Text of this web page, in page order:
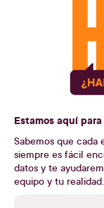
Estamos aquí
Sabemos que cada
siempre es fácil
datos y te
equipo y tu realidad.